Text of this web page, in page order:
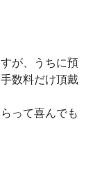
が、うちに預
数料だけ頂戴
って喜んでも